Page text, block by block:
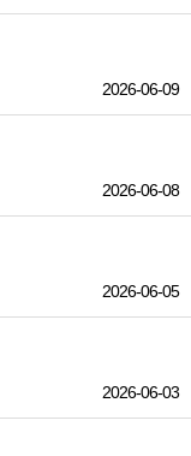
2026-06-09
2026-06-08
2026-06-05
2026-06-03